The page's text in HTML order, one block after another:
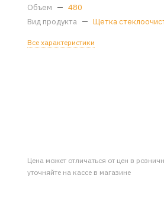
Объем — 480
Вид продукта — Щетка
Все характеристики
Цена может отличаться от цен в
уточняйте на кассе в магазине